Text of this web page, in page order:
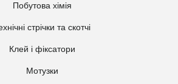
Побутова хімія
стрічки та скотчі
Клей і фіксатори
Мотузки